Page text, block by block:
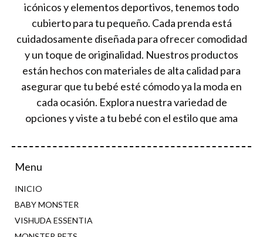
icónicos y elementos deportivos, tenemos todo
cubierto para tu pequeño. Cada prenda está
cuidadosamente diseñada para ofrecer comodidad
y un toque de originalidad. Nuestros productos
están hechos con materiales de alta calidad para
asegurar que tu bebé esté cómodo ya la moda en
cada ocasión. Explora nuestra variedad de
opciones y viste a tu bebé con el estilo que ama
Menu
INICIO
BABY MONSTER
VISHUDA ESSENTIA